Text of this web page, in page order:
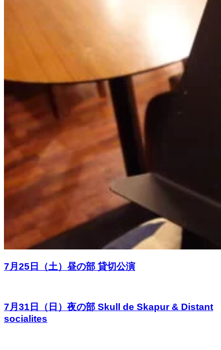
7月25日（土）昼の部 貸切公演
7月31日（日）夜の部 Skull de Skapur & Distant
socialites